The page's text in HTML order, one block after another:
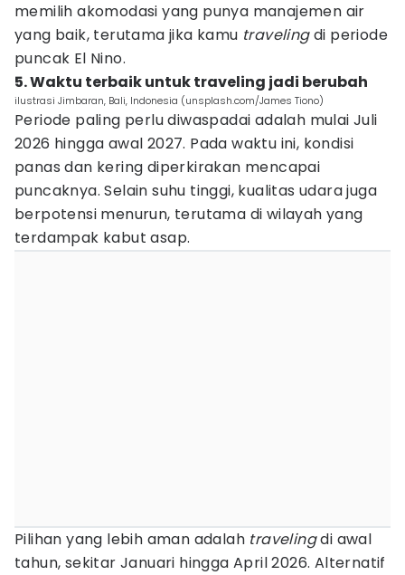
memilih akomodasi yang punya manajemen air
yang baik, terutama jika kamu travelingdi periode
puncak El Nino.
5. Waktu terbaik untuk traveling jadi berubah
ilustrasi Jimbaran, Bali, Indonesia (unsplash.com/James Tiono)
Periode paling perlu diwaspadai adalah mulai Juli
2026 hingga awal 2027. Pada waktu ini, kondisi
panas dan kering diperkirakan mencapai
puncaknya. Selain suhu tinggi, kualitas udara juga
berpotensi menurun, terutama di wilayah yang
terdampak kabut asap.
Pilihan yang lebih aman adalah travelingdi awal
tahun, sekitar Januari hingga April 2026. Alternatif